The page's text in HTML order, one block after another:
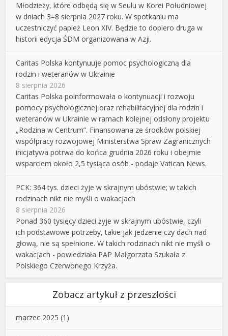
Młodzieży, które odbędą się w Seulu w Korei Południowej
w dniach 3–8 sierpnia 2027 roku. W spotkaniu ma
uczestniczyć papież Leon XIV. Będzie to dopiero druga w
historii edycja ŚDM organizowana w Azji.
Caritas Polska kontynuuje pomoc psychologiczną dla
rodzin i weteranów w Ukrainie
8 sierpnia 2026
Caritas Polska poinformowała o kontynuacji i rozwoju
pomocy psychologicznej oraz rehabilitacyjnej dla rodzin i
weteranów w Ukrainie w ramach kolejnej odsłony projektu
„Rodzina w Centrum”. Finansowana ze środków polskiej
współpracy rozwojowej Ministerstwa Spraw Zagranicznych
inicjatywa potrwa do końca grudnia 2026 roku i obejmie
wsparciem około 2,5 tysiąca osób - podaje Vatican News.
PCK: 364 tys. dzieci żyje w skrajnym ubóstwie; w takich
rodzinach nikt nie myśli o wakacjach
8 sierpnia 2026
Ponad 360 tysięcy dzieci żyje w skrajnym ubóstwie, czyli
ich podstawowe potrzeby, takie jak jedzenie czy dach nad
głową, nie są spełnione. W takich rodzinach nikt nie myśli o
wakacjach - powiedziała PAP Małgorzata Szukała z
Polskiego Czerwonego Krzyża.
Zobacz artykuł z przeszłości
marzec 2025 (1)